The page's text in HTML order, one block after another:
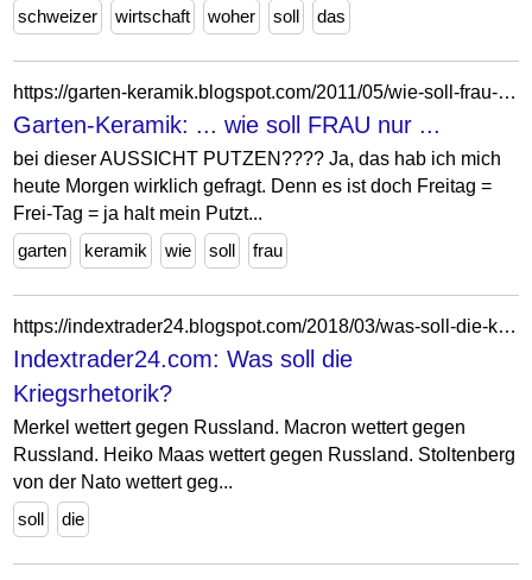
schweizer wirtschaft woher soll das
https://garten-keramik.blogspot.com/2011/05/wie-soll-frau-nur.html?showComment=1306512767041
Garten-Keramik: ... wie soll FRAU nur ...
bei dieser AUSSICHT PUTZEN???? Ja, das hab ich mich
heute Morgen wirklich gefragt. Denn es ist doch Freitag =
Frei-Tag = ja halt mein Putzt...
garten
keramik wie soll frau
https://indextrader24.blogspot.com/2018/03/was-soll-die-kriegsrhetorik.html
Indextrader24.com: Was soll die
Kriegsrhetorik?
Merkel wettert gegen Russland. Macron wettert gegen
Russland. Heiko Maas wettert gegen Russland. Stoltenberg
von der Nato wettert geg...
soll
die